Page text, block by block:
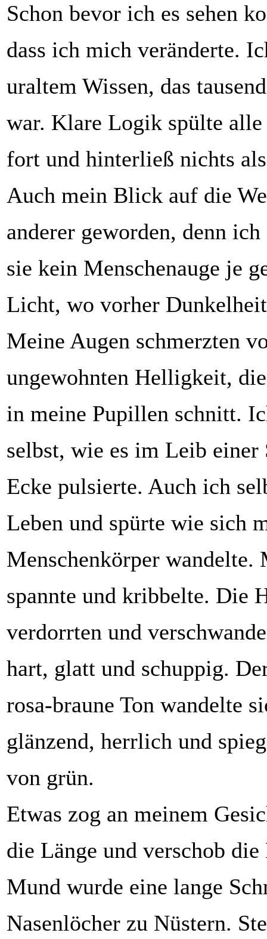
Schon bevor ich es sehen
dass ich mich veränderte.
uraltem Wissen, das
war. Klare Logik spülte
fort und hinterließ nichts
Auch mein Blick auf die
anderer geworden, denn
sie kein Menschenauge je
Licht, wo vorher
Meine Augen schmerzten
ungewohnten Helligkeit,
in meine Pupillen schnitt.
selbst, wie es im Leib einer
Ecke pulsierte. Auch ich
Leben und spürte wie sich
Menschenkörper wandelte.
spannte und kribbelte. Die
verdorrten und
hart, glatt und schuppig.
rosa-braune Ton wandelte
glänzend, herrlich und
von grün.
Etwas zog an meinem
die Länge und verschob
Mund wurde eine lange
Nasenlöcher zu Nüstern.